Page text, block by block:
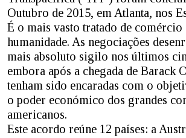
Outubro de 2015, em Atlanta, nos
É o mais vasto tratado de
humanidade. As negociações
mais absoluto sigilo nos últimos
embora após a chegada de Barack
tenham sido encaradas com o
o poder económico dos grandes
americanos.
Este acordo reúne 12 países: a